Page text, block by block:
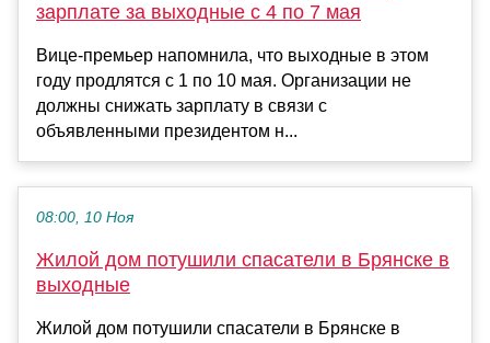
зарплате за выходные с 4 по 7 мая
Вице-премьер напомнила, что выходные в этом
году продлятся с 1 по 10 мая. Организации не
должны снижать зарплату в связи с
объявленными президентом н...
08:00, 10 Ноя
Жилой дом потушили спасатели в Брянске в
выходные
Жилой дом потушили спасатели в Брянске в